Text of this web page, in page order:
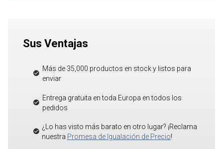
Sus Ventajas
Más de 35,000 productos en stock y listos para
enviar
Entrega gratuita en toda Europa en todos los
pedidos
¿Lo has visto más barato en otro lugar? ¡Reclama
nuestra Promesa de Igualación de Precio!